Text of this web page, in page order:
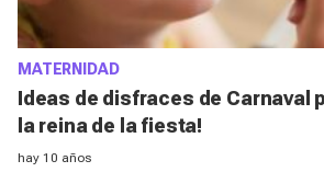
MATERNIDAD
Ideas de disfraces de Carnaval
la reina de la fiesta!
hay 10 años